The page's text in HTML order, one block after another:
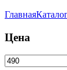
Главная
Цена